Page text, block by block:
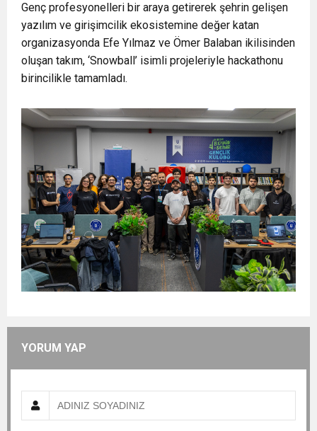
Genç profesyonelleri bir araya getirerek şehrin gelişen
yazılım ve girişimcilik ekosistemine değer katan
organizasyonda Efe Yılmaz ve Ömer Balaban ikilisinden
oluşan takım, ‘Snowball’ isimli projeleriyle hackathonu
birincilikle tamamladı.
YORUM YAP